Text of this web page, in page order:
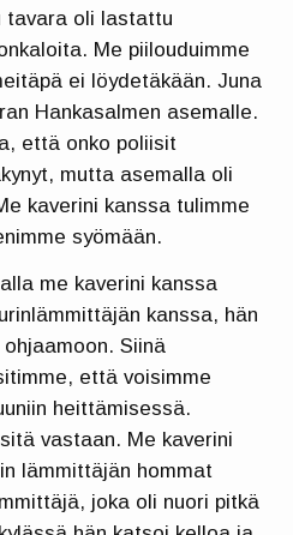
tavara oli lastattu
Me piilouduimme
ei löydetäkään. Juna
Hankasalmen asemalle.
että onko poliisit
mutta asemalla oli
kaverini kanssa tulimme
syömään.
me kaverini kanssa
kanssa, hän
Siinä
että voisimme
heittämisessä.
vastaan. Me kaverini
lämmittäjän hommat
joka oli nuori pitkä